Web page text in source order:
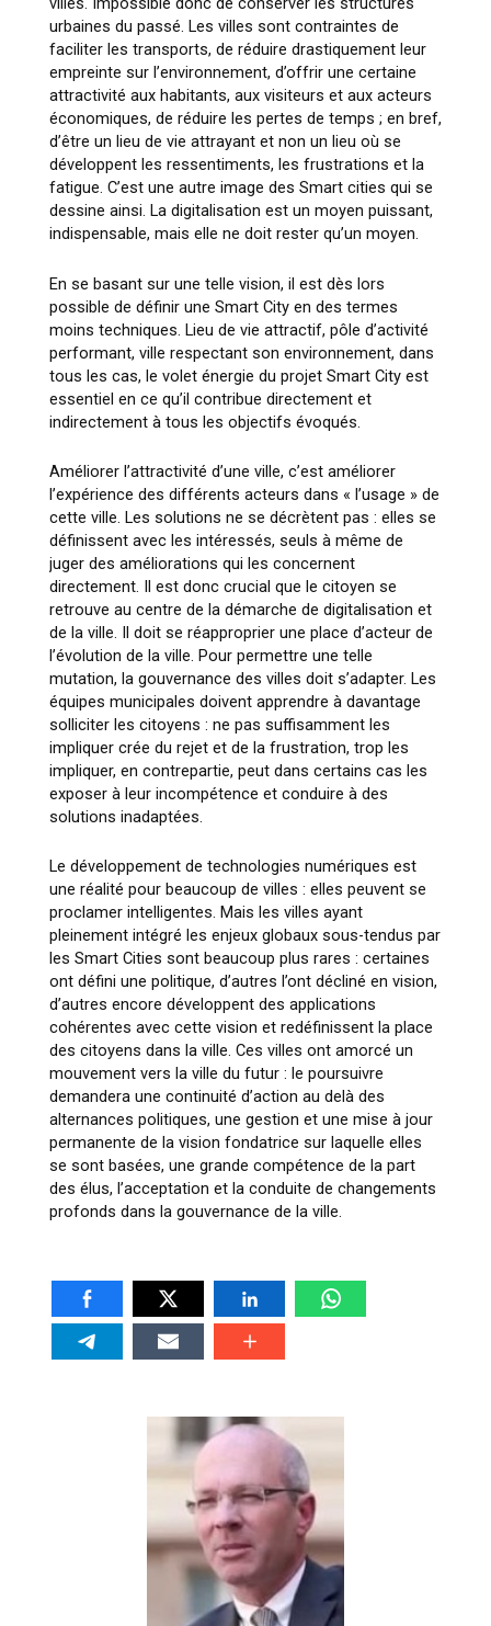
urbaines du passé. Les villes sont contraintes de
faciliter les transports, de réduire drastiquement leur
empreinte sur l’environnement, d’offrir une certaine
attractivité aux habitants, aux visiteurs et aux acteurs
économiques, de réduire les pertes de temps ; en bref,
d’être un lieu de vie attrayant et non un lieu où se
développent les ressentiments, les frustrations et la
fatigue. C’est une autre image des Smart cities qui se
dessine ainsi. La digitalisation est un moyen puissant,
indispensable, mais elle ne doit rester qu’un moyen.
En se basant sur une telle vision, il est dès lors
possible de définir une Smart City en des termes
moins techniques. Lieu de vie attractif, pôle d’activité
performant, ville respectant son environnement, dans
tous les cas, le volet énergie du projet Smart City est
essentiel en ce qu’il contribue directement et
indirectement à tous les objectifs évoqués.
Améliorer l’attractivité d’une ville, c’est améliorer
l’expérience des différents acteurs dans « l’usage » de
cette ville. Les solutions ne se décrètent pas : elles se
définissent avec les intéressés, seuls à même de
juger des améliorations qui les concernent
directement. Il est donc crucial que le citoyen se
retrouve au centre de la démarche de digitalisation et
de la ville. Il doit se réapproprier une place d’acteur de
l’évolution de la ville. Pour permettre une telle
mutation, la gouvernance des villes doit s’adapter. Les
équipes municipales doivent apprendre à davantage
solliciter les citoyens : ne pas suffisamment les
impliquer crée du rejet et de la frustration, trop les
impliquer, en contrepartie, peut dans certains cas les
exposer à leur incompétence et conduire à des
solutions inadaptées.
Le développement de technologies numériques est
une réalité pour beaucoup de villes : elles peuvent se
proclamer intelligentes. Mais les villes ayant
pleinement intégré les enjeux globaux sous-tendus par
les Smart Cities sont beaucoup plus rares : certaines
ont défini une politique, d’autres l’ont décliné en vision,
d’autres encore développent des applications
cohérentes avec cette vision et redéfinissent la place
des citoyens dans la ville. Ces villes ont amorcé un
mouvement vers la ville du futur : le poursuivre
demandera une continuité d’action au delà des
alternances politiques, une gestion et une mise à jour
permanente de la vision fondatrice sur laquelle elles
se sont basées, une grande compétence de la part
des élus, l’acceptation et la conduite de changements
profonds dans la gouvernance de la ville.